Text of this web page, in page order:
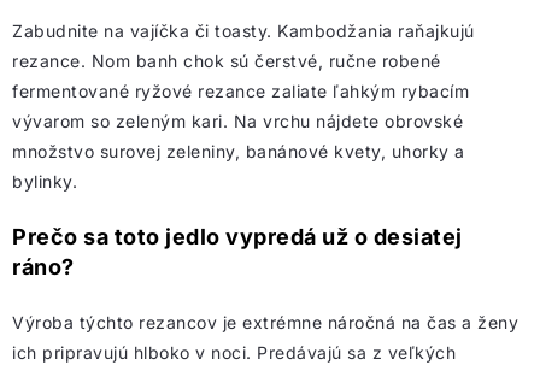
Zabudnite na vajíčka či toasty. Kambodžania raňajkujú
rezance. Nom banh chok sú čerstvé, ručne robené
fermentované ryžové rezance zaliate ľahkým rybacím
vývarom so zeleným kari. Na vrchu nájdete obrovské
množstvo surovej zeleniny, banánové kvety, uhorky a
bylinky.
Prečo sa toto jedlo vypredá už o desiatej
ráno?
Výroba týchto rezancov je extrémne náročná na čas a ženy
ich pripravujú hlboko v noci. Predávajú sa z veľkých